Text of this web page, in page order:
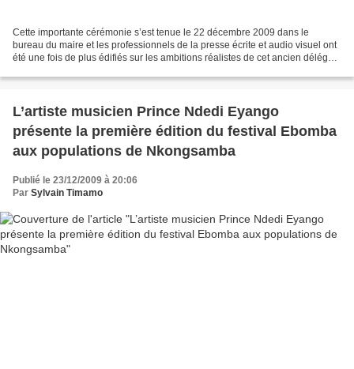
Cette importante cérémonie s’est tenue le 22 décembre 2009 dans le
bureau du maire et les professionnels de la presse écrite et audio visuel ont
été une fois de plus édifiés sur les ambitions réalistes de cet ancien délégué
L’artiste musicien Prince Ndedi Eyango
présente la première édition du festival Ebomba
aux populations de Nkongsamba
Publié le 23/12/2009 à 20:06
Par Sylvain Timamo